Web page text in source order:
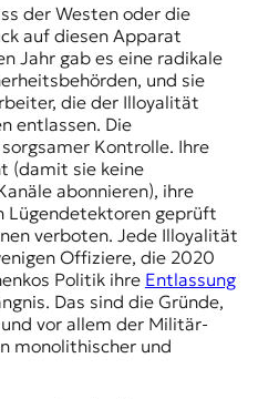
der Westen oder die
auf diesen Apparat
Jahr gab es eine radikale
und sie
die der Illoyalität
entlassen. Die
Kontrolle. Ihre
(damit sie keine
abonnieren), ihre
Lügendetektoren geprüft
verboten. Jede Illoyalität
Offiziere, die 2020
Politik ihre Entlassung
Das sind die Gründe,
vor allem der Militär-
monolithischer und